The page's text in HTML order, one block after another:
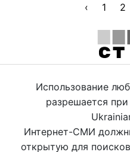
‹ 1 2
Использование
разрешается
Интернет-СМИ
открытую для